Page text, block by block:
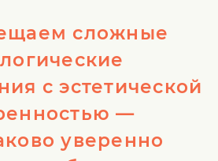
сложные
с эстетической
—
уверенно